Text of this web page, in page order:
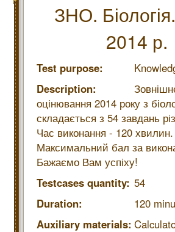
ЗНО.
2014 р.
Test purpose:
Description:
оцінювання 2014 року з
складається з 54 завдань
Час виконання - 120 хвилин.
Максимальний бал за
Бажаємо Вам успіху!
Testcases quantity: 54
Duration:
120
Auxiliary materials: